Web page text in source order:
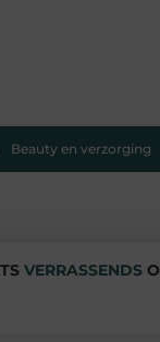
Beauty en verzorging
VERRASSENDS